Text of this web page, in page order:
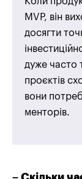
MVP, він
досягти
дуже часто
проєктів
вони
менторів.